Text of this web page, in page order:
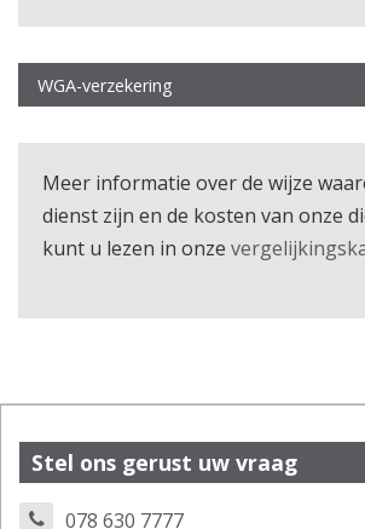
WGA-verzekering
Meer informatie over de wijze
dienst zijn en de kosten van onze
kunt u lezen in onze
Stel ons gerust uw vraag
078 630 7777